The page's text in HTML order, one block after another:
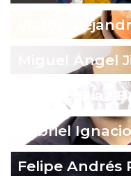
Víctor
Miguel Ángel
Ignacio Díaz
Gabriel
Felipe Andrés